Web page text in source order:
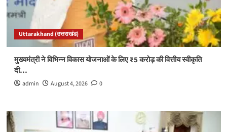
Uttarakhand (उत्तराखंड)
मुख्यमंत्री ने विभिन्न विकास योजनाओं के लिए ₹5 करोड़ की वित्तीय स्वीकृति
दी…
admin August 4, 2026 0